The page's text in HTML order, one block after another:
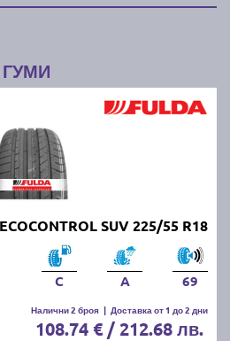
ГУМИ
SUV 225/55 R18
C A 69
Налични 2 броя | Доставка от 1 до 2 дни
108.74 € / 212.68 лв.